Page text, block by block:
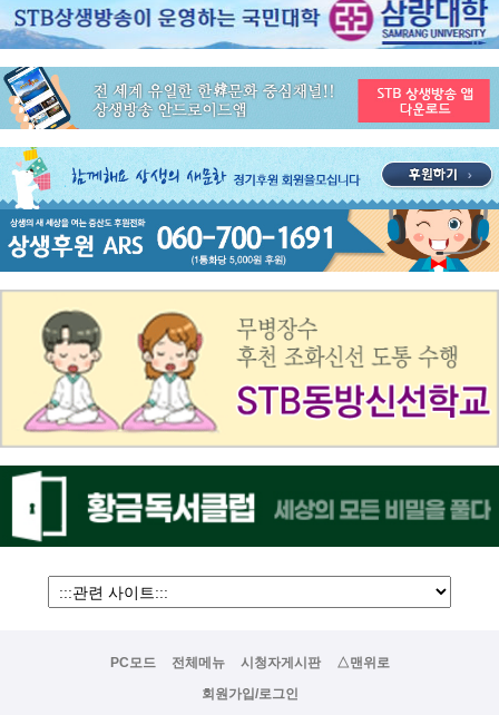
공지사항 ON AIR 서비스 장애 복구 안내
공지사항
STB 4월2주(4.6~4.12) 주간 추천 프로그램
공지사항
STB 4월1주(3.30~4.5) 주간 추천 프로그램
공지사항
STB 3월4주(3.23~3.29) 주간 추천 프로그램
PC모드 전체메뉴 시청자게시판
△맨위로
회원가입/로그인